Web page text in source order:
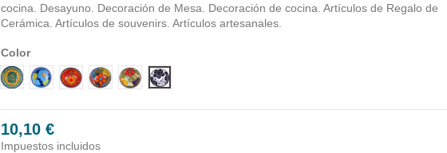
cocina. Desayuno. Decoración de Mesa. Decoración de cocina. Artículos de Regalo de
Cerámica. Artículos de souvenirs. Artículos artesanales.
Color
Diseño 1Diseño 2Diseño 3Diseño 4Diseño 5Diseño 6
10,10 €
Impuestos incluidos